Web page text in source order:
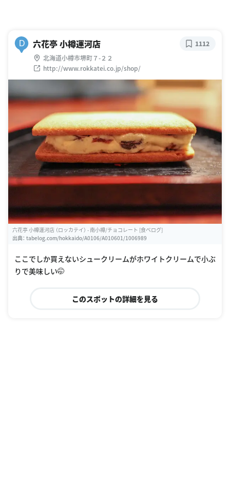
D 六花亭 小樽運河店
北海道小樽市堺町７-２２
http://www.rokkatei.co.jp/shop/
1112
六花亭 小樽運河店 （ロッカテイ） - 南小樽/チョコレート [食べログ]
出典： tabelog.com/hokkaido/A0106/A010601/1006989
ここでしか買えないシュークリームがホワイトクリームで小ぶ
りで美味しい🤭
このスポットの詳細を見る